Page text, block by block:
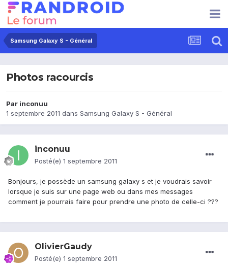
Samsung Galaxy S - Général
Photos racourcis
Par inconuu
1 septembre 2011 dans Samsung Galaxy S - Général
inconuu
Posté(e) 1 septembre 2011
Bonjours, je possède un samsung galaxy s et je voudrais savoir
lorsque je suis sur une page web ou dans mes messages
comment je pourrais faire pour prendre une photo de celle-ci ???
OlivierGaudy
Posté(e) 1 septembre 2011